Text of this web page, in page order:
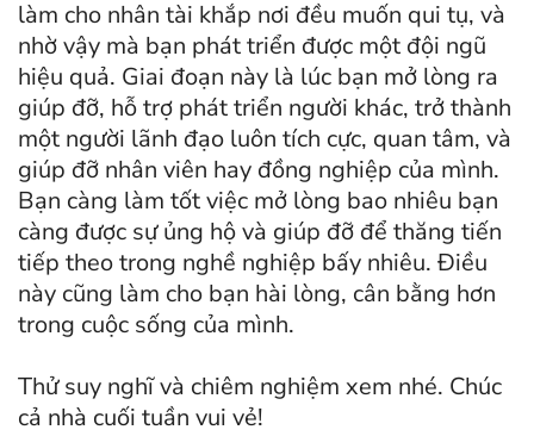
làm cho nhân tài khắp nơi đều muốn qui tụ, và
nhờ vậy mà bạn phát triển được một đội ngũ
hiệu quả. Giai đoạn này là lúc bạn mở lòng ra
giúp đỡ, hỗ trợ phát triển người khác, trở thành
một người lãnh đạo luôn tích cực, quan tâm, và
giúp đỡ nhân viên hay đồng nghiệp của mình.
Bạn càng làm tốt việc mở lòng bao nhiêu bạn
càng được sự ủng hộ và giúp đỡ để thăng tiến
tiếp theo trong nghề nghiệp bấy nhiêu. Điều
này cũng làm cho bạn hài lòng, cân bằng hơn
trong cuộc sống của mình.
Thử suy nghĩ và chiêm nghiệm xem nhé. Chúc
cả nhà cuối tuần vui vẻ!